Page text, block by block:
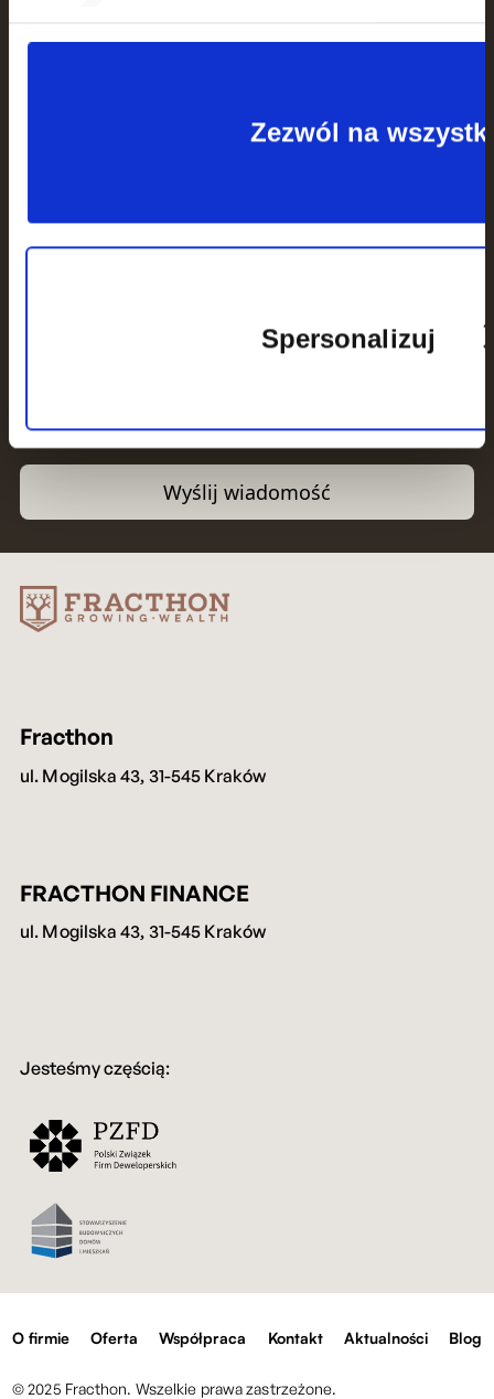
plików
cookie
pliki
cookie
do
treści i
reklam,
aby
Zezwól na
Spersonalizuj
Fracthon
ul. Mogilska 43, 31-545 Kraków
FRACTHON FINANCE
ul. Mogilska 43, 31-545 Kraków
Jesteśmy częścią:
* Pola wymagane
Wyślij wiadomość
© 2025 Fracthon. Wszelkie prawa zastrzeżone.
O firmie Oferta Współpraca Kontakt Aktualności Blog